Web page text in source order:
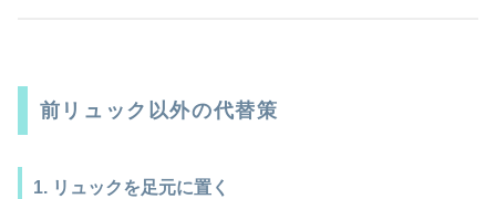
前リュック以外の代替策
1. リュックを足元に置く